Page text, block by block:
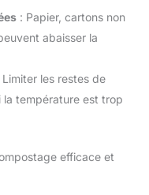
: Papier, cartons non
abaisser la
les restes de
la température est trop
efficace et